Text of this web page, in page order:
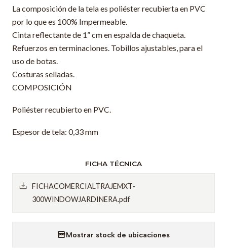
La composición de la tela es poliéster recubierta en PVC
por lo que es 100% Impermeable.
Cinta reflectante de 1” cm en espalda de chaqueta.
Refuerzos en terminaciones. Tobillos ajustables, para el
uso de botas.
Costuras selladas.
COMPOSICIÓN
Poliéster recubierto en PVC.
Espesor de tela: 0,33 mm
FICHA TÉCNICA
FICHACOMERCIALTRAJEMXT-
300WINDOWJARDINERA.pdf
Mostrar stock de ubicaciones